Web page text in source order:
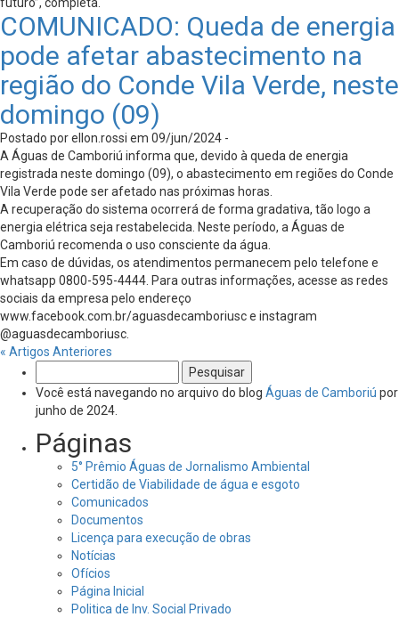
COMUNICADO: Queda de energia
pode afetar abastecimento na
região do Conde Vila Verde, neste
domingo (09)
Postado por ellon.rossi em 09/jun/2024 -
A Águas de Camboriú informa que, devido à queda de energia
registrada neste domingo (09), o abastecimento em regiões do Conde
Vila Verde pode ser afetado nas próximas horas.
A recuperação do sistema ocorrerá de forma gradativa, tão logo a
energia elétrica seja restabelecida. Neste período, a Águas de
Camboriú recomenda o uso consciente da água.
Em caso de dúvidas, os atendimentos permanecem pelo telefone e
whatsapp 0800-595-4444. Para outras informações, acesse as redes
sociais da empresa pelo endereço
www.facebook.com.br/aguasdecamboriusc e instagram
@aguasdecamboriusc.
« Artigos Anteriores
por:
Você está navegando no arquivo do blog Águas de Camboriú por
junho de 2024.
Páginas
5° Prêmio Águas de Jornalismo Ambiental
Certidão de Viabilidade de água e esgoto
Comunicados
Documentos
Licença para execução de obras
Notícias
Ofícios
Página Inicial
Politica de Inv. Social Privado